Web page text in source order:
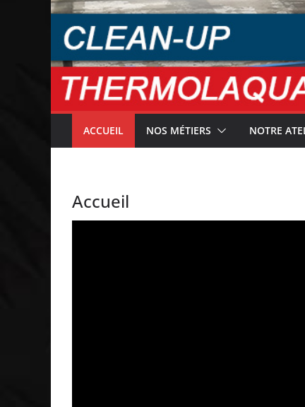
ACCUEIL NOS MÉTIERS NOTRE
Accueil